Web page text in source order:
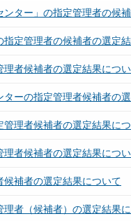
ンター」の指定管理者の候
指定管理者の候補者の選定
者候補者の選定結果につ
ーの指定管理者候補者の
理者候補者の選定結果に
者候補者の選定結果につ
補者の選定結果について
理者（候補者）の選定結果